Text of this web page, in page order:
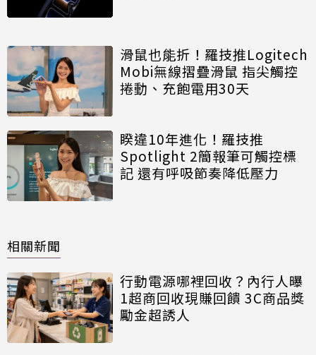
滑鼠也能折！羅技推Logitech
Mobi無線摺疊滑鼠 指尖觸控
捲動、充飽電用30天
睽違10年進化！羅技推
Spotlight 2簡報筆可觸控標
記 還有呼吸節奏降低壓力
相關新聞
行動電源哪裡回收？內行人曝
1超商回收現賺回饋 3C商品獎
勵金超誘人